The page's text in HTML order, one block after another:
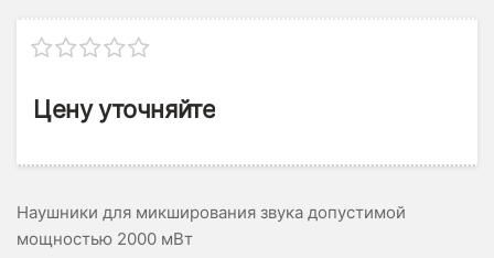
Цену уточняйте
Наушники для микширования звука допустимой
мощностью 2000 мВт